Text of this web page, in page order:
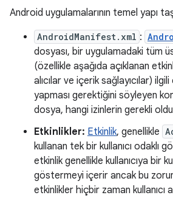
Android uygulamalarının temel yapı
AndroidManifest.xml :
dosyası, bir uygulamadaki tüm
(özellikle aşağıda açıklanan
alıcılar ve içerik sağlayıcılar)
yapması gerektiğini söyleyen
dosya, hangi izinlerin gerekli
Etkinlikler: Etkinlik, genellikle
kullanan tek bir kullanıcı odaklı
etkinlik genellikle kullanıcıya bir
göstermeyi içerir ancak bu
etkinlikler hiçbir zaman